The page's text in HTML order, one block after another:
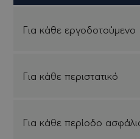
Για κάθε εργοδοτούμενο
Για κάθε περιστατικό
Για κάθε περίοδο